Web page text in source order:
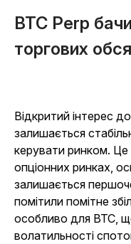
BTC Perp
торгових
Відкритий інтерес
залишається
керувати ринком.
опціонних ринках,
залишається
помітили помітне
особливо для BTC,
волатильності